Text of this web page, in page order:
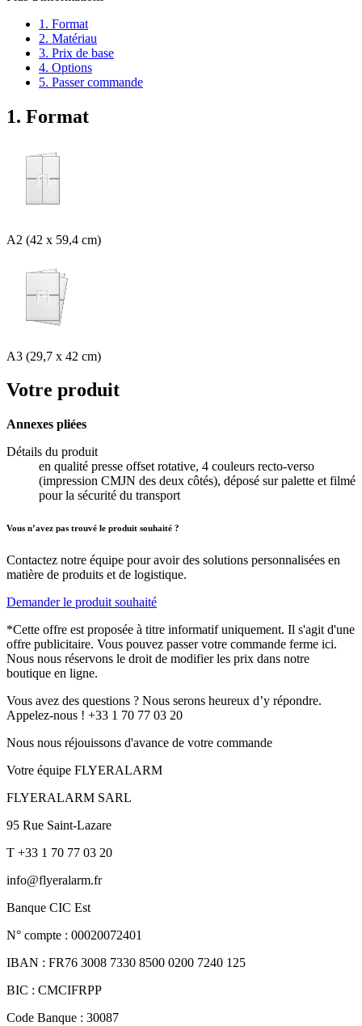
1. Format
2. Matériau
3. Prix de base
4. Options
5. Passer commande
1. Format
A2 (42 x 59,4 cm)
A3 (29,7 x 42 cm)
Votre produit
Annexes pliées
Détails du produit
en qualité presse offset rotative, 4 couleurs recto-verso
(impression CMJN des deux côtés), déposé sur palette et filmé
pour la sécurité du transport
Vous n’avez pas trouvé le produit souhaité ?
Contactez notre équipe pour avoir des solutions personnalisées en
matière de produits et de logistique.
Demander le produit souhaité
*Cette offre est proposée à titre informatif uniquement. Il s'agit d'une
offre publicitaire. Vous pouvez passer votre commande ferme ici.
Nous nous réservons le droit de modifier les prix dans notre
boutique en ligne.
Vous avez des questions ? Nous serons heureux d’y répondre.
Appelez-nous ! +33 1 70 77 03 20
Nous nous réjouissons d'avance de votre commande
Votre équipe FLYERALARM
FLYERALARM SARL
95 Rue Saint-Lazare
T +33 1 70 77 03 20
info@flyeralarm.fr
Banque CIC Est
N° compte : 00020072401
IBAN : FR76 3008 7330 8500 0200 7240 125
BIC : CMCIFRPP
Code Banque : 30087